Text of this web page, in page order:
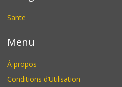
Sante
Menu
À propos
Conditions d’Utilisation